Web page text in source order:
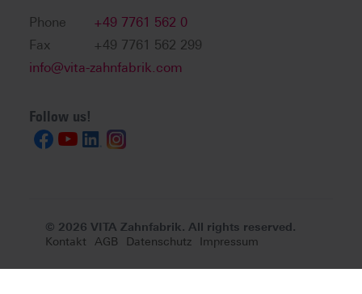
Phone
+49 7761 562 0
Fax
+49 7761 562 299
info@vita-zahnfabrik.com
Follow us!
© 2026 VITA Zahnfabrik. All rights reserved.
Kontakt AGB Datenschutz Impressum